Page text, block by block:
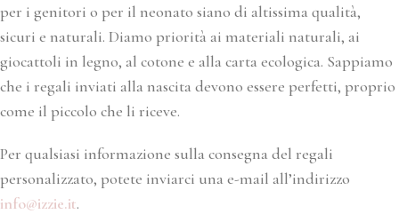
per i genitori o per il neonato siano di altissima qualità,
sicuri e naturali. Diamo priorità ai materiali naturali, ai
giocattoli in legno, al cotone e alla carta ecologica. Sappiamo
che i regali inviati alla nascita devono essere perfetti, proprio
come il piccolo che li riceve.
Per qualsiasi informazione sulla consegna del regali
personalizzato, potete inviarci una e-mail all’indirizzo
info@izzie.it.